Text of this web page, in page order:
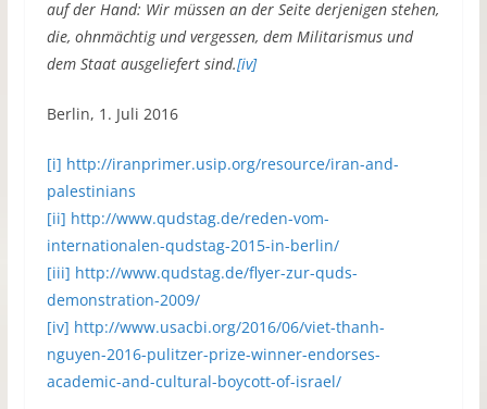
auf der Hand: Wir müssen an der Seite derjenigen stehen,
die, ohnmächtig und vergessen, dem Militarismus und
dem Staat ausgeliefert sind.[iv]
Berlin, 1. Juli 2016
[i] http://iranprimer.usip.org/resource/iran-and-
palestinians
[ii] http://www.qudstag.de/reden-vom-
internationalen-qudstag-2015-in-berlin/
[iii] http://www.qudstag.de/flyer-zur-quds-
demonstration-2009/
[iv] http://www.usacbi.org/2016/06/viet-thanh-
nguyen-2016-pulitzer-prize-winner-endorses-
academic-and-cultural-boycott-of-israel/